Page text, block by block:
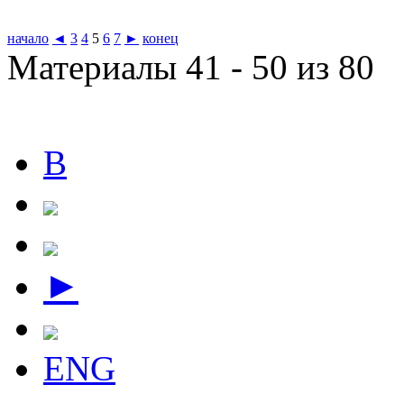
начало ◄ 3 4 5 6 7 ► конец
Материалы 41 - 50 из 80
В
►
ENG